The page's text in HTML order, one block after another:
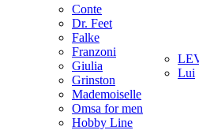
Conte
Dr. Feet
Falke
Franzoni
Giulia
Grinston
Mademoiselle
Omsa for men
Hobby Line
Lui